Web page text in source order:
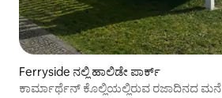
Ferryside ನಲ್ಲಿ ಹಾಲಿಡೇ ಪಾರ್ಕ್
ಕಾರ್ಮಾರ್ಥೆನ್ ಕೊಲ್ಲಿಯಲ್ಲಿರುವ ರಜಾದಿನದ ಮನೆ